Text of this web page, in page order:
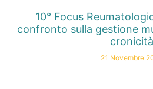
10° Focus
confronto sulla gestione
cronicità
21 Novembre